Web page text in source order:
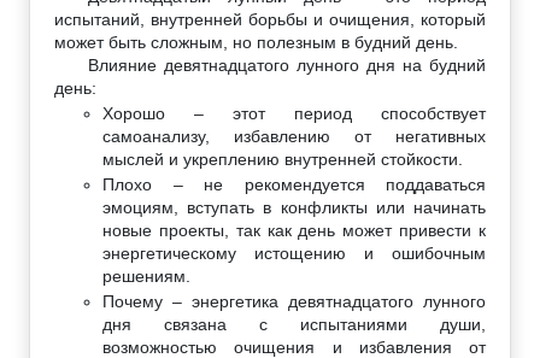
испытаний, внутренней борьбы и очищения, который
может быть сложным, но полезным в будний день.
Влияние девятнадцатого лунного дня на будний
день:
Хорошо – этот период способствует
самоанализу, избавлению от негативных
мыслей и укреплению внутренней стойкости.
Плохо – не рекомендуется поддаваться
эмоциям, вступать в конфликты или начинать
новые проекты, так как день может привести к
энергетическому истощению и ошибочным
решениям.
Почему – энергетика девятнадцатого лунного
дня связана с испытаниями души,
возможностью очищения и избавления от